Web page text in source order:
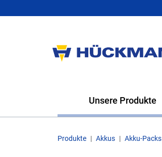
Unsere Produkte
Produkte Akkus Akku-Packs